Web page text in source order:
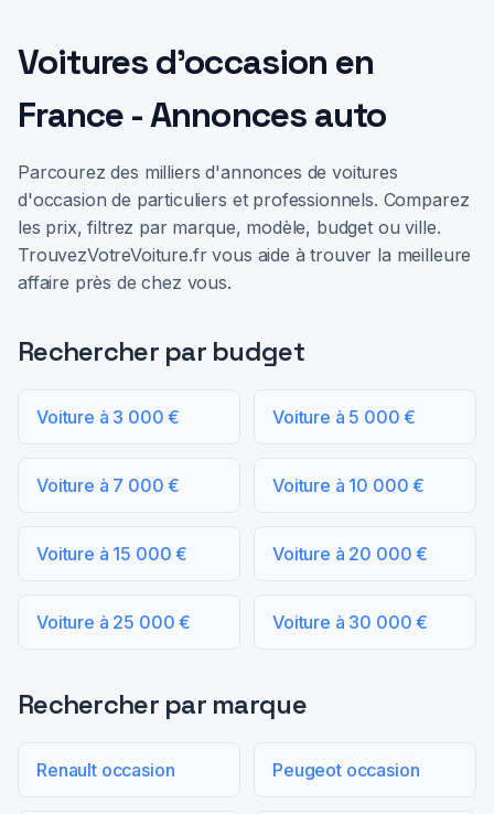
Voitures d'occasion en
France - Annonces auto
Parcourez des milliers d'annonces de voitures
d'occasion de particuliers et professionnels. Comparez
les prix, filtrez par marque, modèle, budget ou ville.
TrouvezVotreVoiture.fr vous aide à trouver la meilleure
affaire près de chez vous.
Rechercher par budget
Voiture à 3 000 € Voiture à 5 000 €
Voiture à 7 000 € Voiture à 10 000 €
Voiture à 15 000 € Voiture à 20 000 €
Voiture à 25 000 € Voiture à 30 000 €
Rechercher par marque
Renault occasion Peugeot occasion